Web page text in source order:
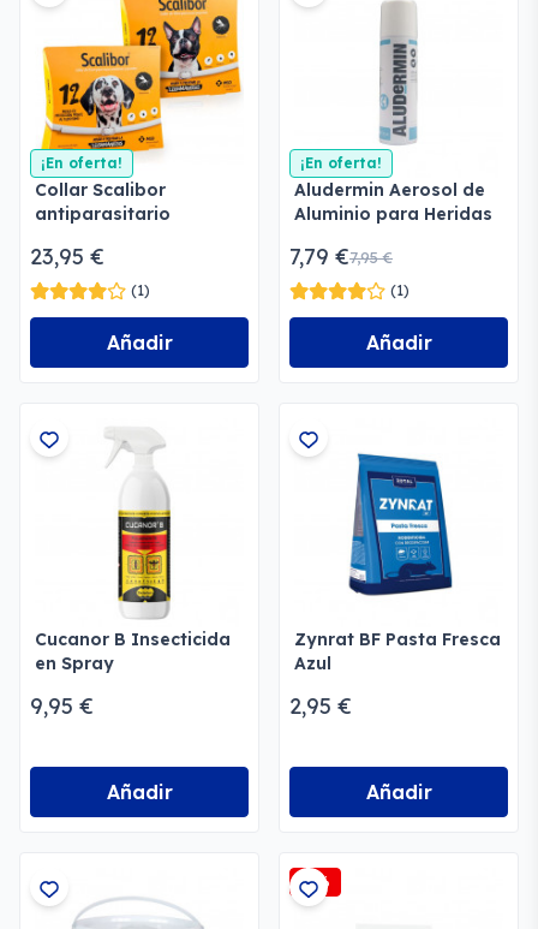
¡En oferta!
Collar Scalibor
antiparasitario
23,95 €
(1)
Añadir
¡En oferta!
Aludermin Aerosol de
Aluminio para Heridas
7,79 €7,95 €
(1)
Añadir
Cucanor B Insecticida
en Spray
9,95 €
Añadir
Zynrat BF Pasta Fresca
Azul
2,95 €
Añadir
-3%